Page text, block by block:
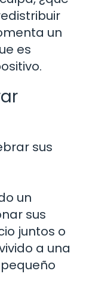
un
es
sus
un
sus
juntos o
a una